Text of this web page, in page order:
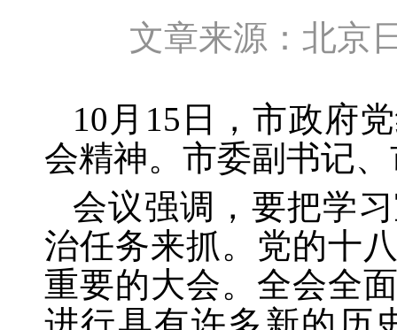
文章来源：北
10月15日
，市政府
会精神。市委副书记
会议强调，要把学
治任务来抓。党的十
重要的大会。全会全